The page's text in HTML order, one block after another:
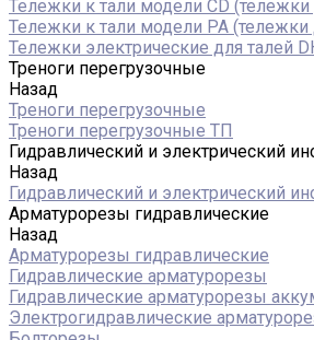
Тележки к тали модели CD (тележки
Тележки к тали модели РА (тележки
Тележки электрические для талей
Треноги перегрузочные
Назад
Треноги перегрузочные
Треноги перегрузочные ТП
Гидравлический и электрический
Назад
Гидравлический и электрический
Арматурорезы гидравлические
Назад
Арматурорезы гидравлические
Гидравлические арматурорезы
Гидравлические арматурорезы
Электрогидравлические